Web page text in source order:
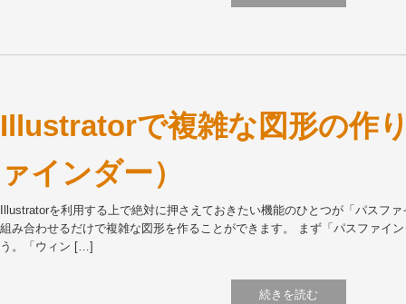
Illustratorで複雑な図形の作
ァインダー）
Illustratorを利用する上で絶対に押さえておきたい機能のひとつが「パスフ
組み合わせるだけで複雑な図形を作ることができます。 まず「パスファイ
う。「ウィン […]
続きを読む